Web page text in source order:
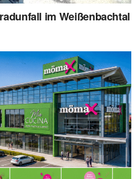
im Weißenbachtal